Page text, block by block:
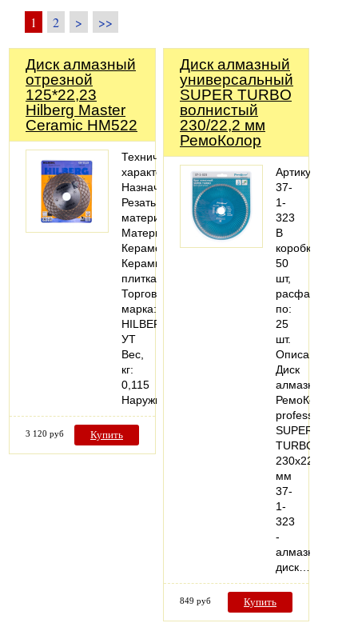
1 2 > >>
Диск алмазный
отрезной
125*22,23
Hilberg Master
Сeramic HM522
Технические
характеристики
Назначение:
Резать
материал
Материалы:
Керамогранит;
Керамическая
плитка
Торговая
марка:
HILBERG
УТ
Вес,
кг:
0,115
Наружный…
3 120 руб Купить
Диск алмазный
универсальный
SUPER TURBO
волнистый
230/22,2 мм
РемоКолор
Артикул:
37-
1-
323
В
коробке:
50
шт,
расфасовано
по:
25
шт.
Описание:
Диск
алмазный
РемоКолор
professional
SUPER
TURBO
230х22,2
мм
37-
1-
323
-
алмазный
диск…
849 руб Купить